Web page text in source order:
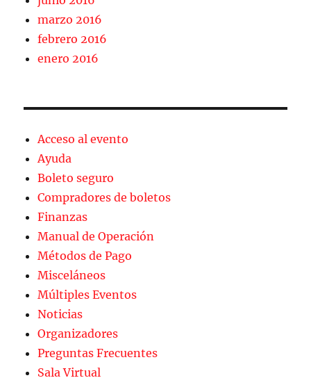
marzo 2016
febrero 2016
enero 2016
Acceso al evento
Ayuda
Boleto seguro
Compradores de boletos
Finanzas
Manual de Operación
Métodos de Pago
Misceláneos
Múltiples Eventos
Noticias
Organizadores
Preguntas Frecuentes
Sala Virtual